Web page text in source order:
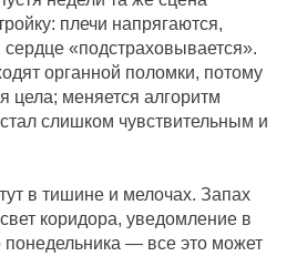
плечи напрягаются,
«подстраховывается».
органной поломки, потому
цела; меняется алгоритм
слишком чувствительным и
в тишине и мелочах. Запах
коридора, уведомление в
— все это может